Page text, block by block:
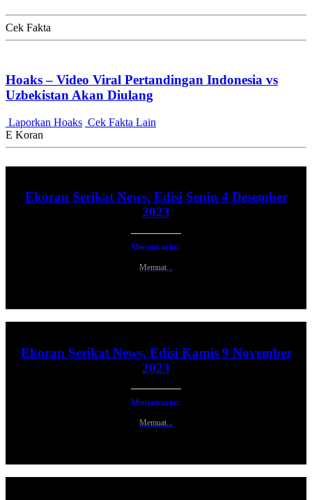
Cek Fakta
Hoaks – Video Viral Pertandingan Indonesia vs
Uzbekistan Akan Diulang
Laporkan Hoaks Cek Fakta Lain
E Koran
Ekoran Serikat News, Edisi Senin 4 Desember
2023
Menyukai ini:
Memuat...
Ekoran Serikat News, Edisi Kamis 9 November
2023
Menyukai ini:
Memuat...